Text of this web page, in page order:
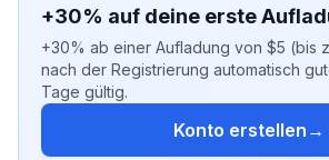
+30% auf deine erste
+30% ab einer Aufladung von $5 (bis
nach der Registrierung automatisch
Tage gültig.
Konto erstellen →